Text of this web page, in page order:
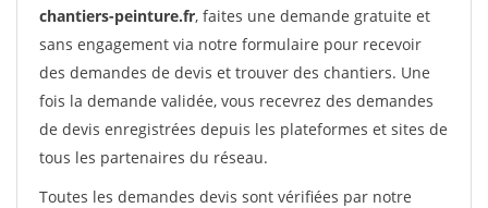
chantiers-peinture.fr, faites une demande gratuite et
sans engagement via notre formulaire pour recevoir
des demandes de devis et trouver des chantiers. Une
fois la demande validée, vous recevrez des demandes
de devis enregistrées depuis les plateformes et sites de
tous les partenaires du réseau.
Toutes les demandes devis sont vérifiées par notre